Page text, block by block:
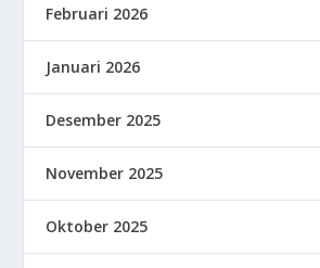
Februari 2026
Januari 2026
Desember 2025
November 2025
Oktober 2025